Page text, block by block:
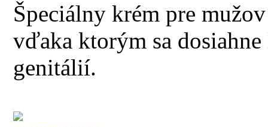
Špeciálny krém pre
vďaka ktorým sa
genitálií.